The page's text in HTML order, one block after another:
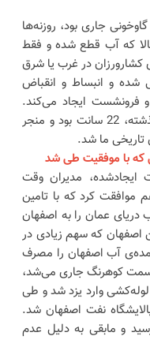
جاری بود، روزنه‌ها
که آب قطع شده و فقط
کشارورزان در غرب یا شرق
شده و انبساط و انقباض
ایجاد می‌کند.
میانگین فرونشست اصفهان در سال گذشته، 22 سانت بود و منجر
تاریخی ما شد.
که با موفقیت طی شد
ایجادشده، مدیران وقت
موافقت کرد که با تامین
دریای عمان را به اصفهان
اصفهان که سهم زیادی در
آب اصفهان را مصرف
سمت کوهرنگ جاری می‌شد،
لوله‌کشی وارد یزد شد و طی
نفت اصفهان شد.
و مابقی به دلیل عدم